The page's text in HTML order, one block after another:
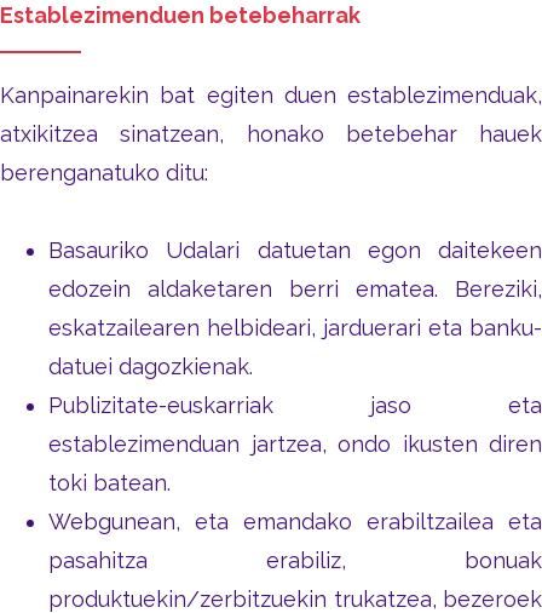
Establezimenduen betebeharrak
Kanpainarekin bat egiten duen establezimenduak,
atxikitzea sinatzean, honako betebehar hauek
berenganatuko ditu:
Basauriko Udalari datuetan egon daitekeen
edozein aldaketaren berri ematea. Bereziki,
eskatzailearen helbideari, jarduerari eta banku-
datuei dagozkienak.
Publizitate-euskarriak jaso eta
establezimenduan jartzea, ondo ikusten diren
toki batean.
Webgunean, eta emandako erabiltzailea eta
pasahitza erabiliz, bonuak
produktuekin/zerbitzuekin trukatzea, bezeroek